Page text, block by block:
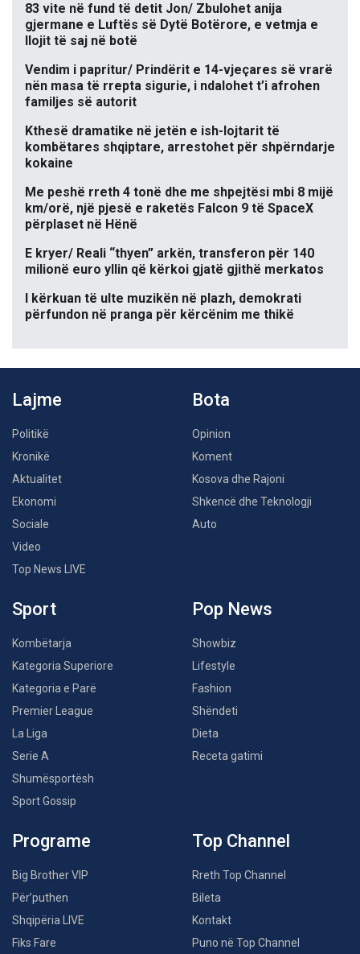
83 vite në fund të detit Jon/ Zbulohet anija
gjermane e Luftës së Dytë Botërore, e vetmja e
llojit të saj në botë
Vendim i papritur/ Prindërit e 14-vjeçares së vrarë
nën masa të rrepta sigurie, i ndalohet t’i afrohen
familjes së autorit
Kthesë dramatike në jetën e ish-lojtarit të
kombëtares shqiptare, arrestohet për shpërndarje
kokaine
Me peshë rreth 4 tonë dhe me shpejtësi mbi 8 mijë
km/orë, një pjesë e raketës Falcon 9 të SpaceX
përplaset në Hënë
E kryer/ Reali “thyen” arkën, transferon për 140
milionë euro yllin që kërkoi gjatë gjithë merkatos
I kërkuan të ulte muzikën në plazh, demokrati
përfundon në pranga për kërcënim me thikë
Lajme
Politikë
Kronikë
Aktualitet
Ekonomi
Sociale
Video
Top News LIVE
Bota
Opinion
Koment
Kosova dhe Rajoni
Shkencë dhe Teknologji
Auto
Sport
Kombëtarja
Kategoria Superiore
Kategoria e Parë
Premier League
La Liga
Serie A
Shumësportësh
Sport Gossip
Pop News
Showbiz
Lifestyle
Fashion
Shëndeti
Dieta
Receta gatimi
Programe
Big Brother VIP
Për’puthen
Shqipëria LIVE
Fiks Fare
Top Channel
Rreth Top Channel
Bileta
Kontakt
Puno në Top Channel